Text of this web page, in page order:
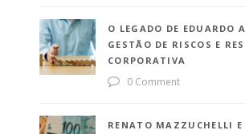
O LEGADO DE EDUARDO
GESTÃO DE RISCOS E
CORPORATIVA
0 Comment
RENATO MAZZUCHELLI E